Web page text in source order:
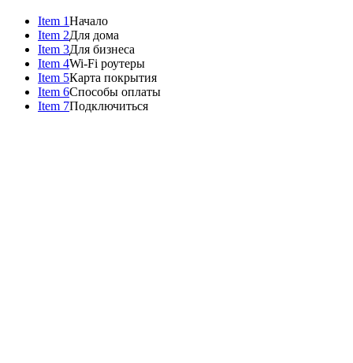
Item 1Начало
Item 2Для дома
Item 3Для бизнеса
Item 4Wi-Fi роутеры
Item 5Карта покрытия
Item 6Способы оплаты
Item 7Подключиться